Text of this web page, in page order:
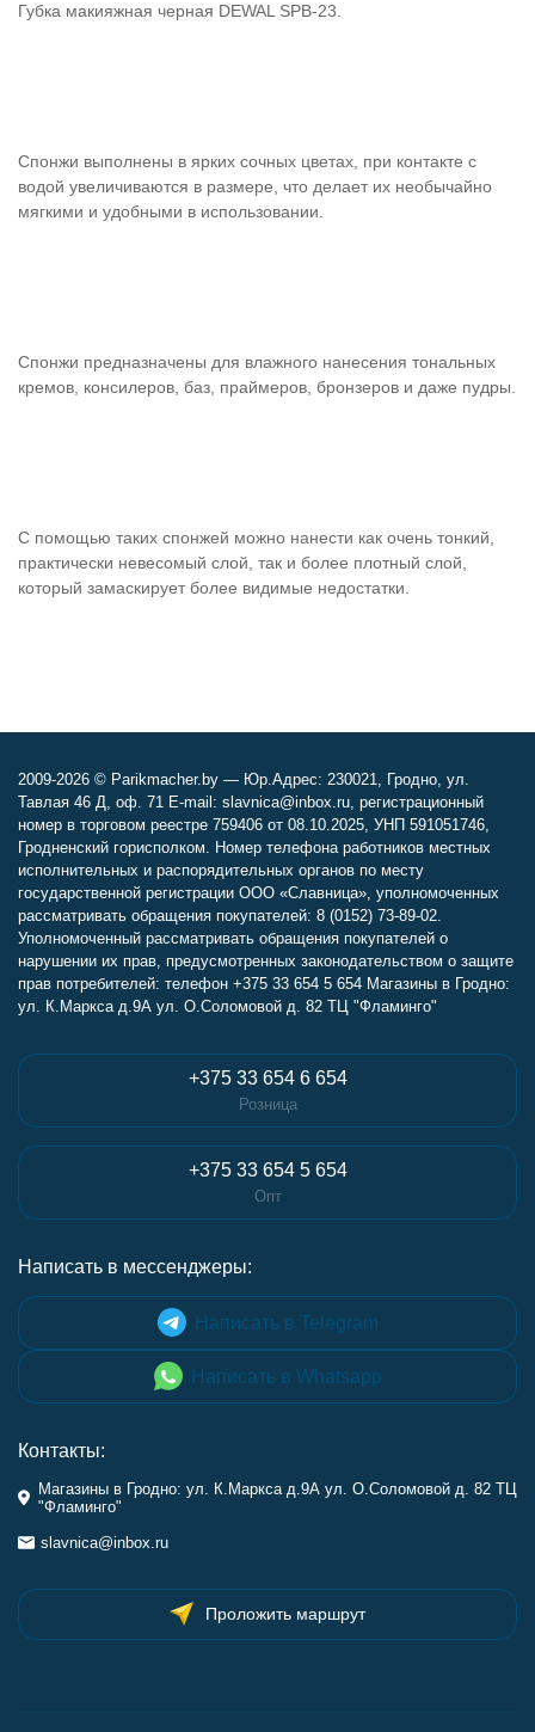
Губка макияжная черная DEWAL SPB-23.
Спонжи выполнены в ярких сочных цветах, при контакте с
водой увеличиваются в размере, что делает их необычайно
мягкими и удобными в использовании.
Спонжи предназначены для влажного нанесения тональных
кремов, консилеров, баз, праймеров, бронзеров и даже пудры.
С помощью таких спонжей можно нанести как очень тонкий,
практически невесомый слой, так и более плотный слой,
который замаскирует более видимые недостатки.
2009-2026 © Parikmacher.by — Юр.Адрес: 230021, Гродно, ул.
Тавлая 46 Д, оф. 71 E-mail: slavnica@inbox.ru, регистрационный
номер в торговом реестре 759406 от 08.10.2025, УНП 591051746,
Гродненский горисполком. Номер телефона работников местных
исполнительных и распорядительных органов по месту
государственной регистрации ООО «Славница», уполномоченных
рассматривать обращения покупателей: 8 (0152) 73-89-02.
Уполномоченный рассматривать обращения покупателей о
нарушении их прав, предусмотренных законодательством о защите
прав потребителей: телефон +375 33 654 5 654 Магазины в Гродно:
ул. К.Маркса д.9А ул. О.Соломовой д. 82 ТЦ "Фламинго"
+375 33 654 6 654
Розница
+375 33 654 5 654
Опт
Написать в мессенджеры:
Написать в Telegram
Написать в Whatsapp
Контакты:
Магазины в Гродно: ул. К.Маркса д.9А ул. О.Соломовой д. 82 ТЦ
"Фламинго"
slavnica@inbox.ru
Проложить маршрут